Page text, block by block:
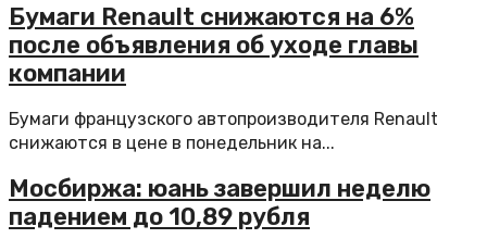
Бумаги Renault снижаются на 6%
после объявления об уходе главы
компании
Бумаги французского автопроизводителя Renault
снижаются в цене в понедельник на...
Мосбиржа: юань завершил неделю
падением до 10,89 рубля